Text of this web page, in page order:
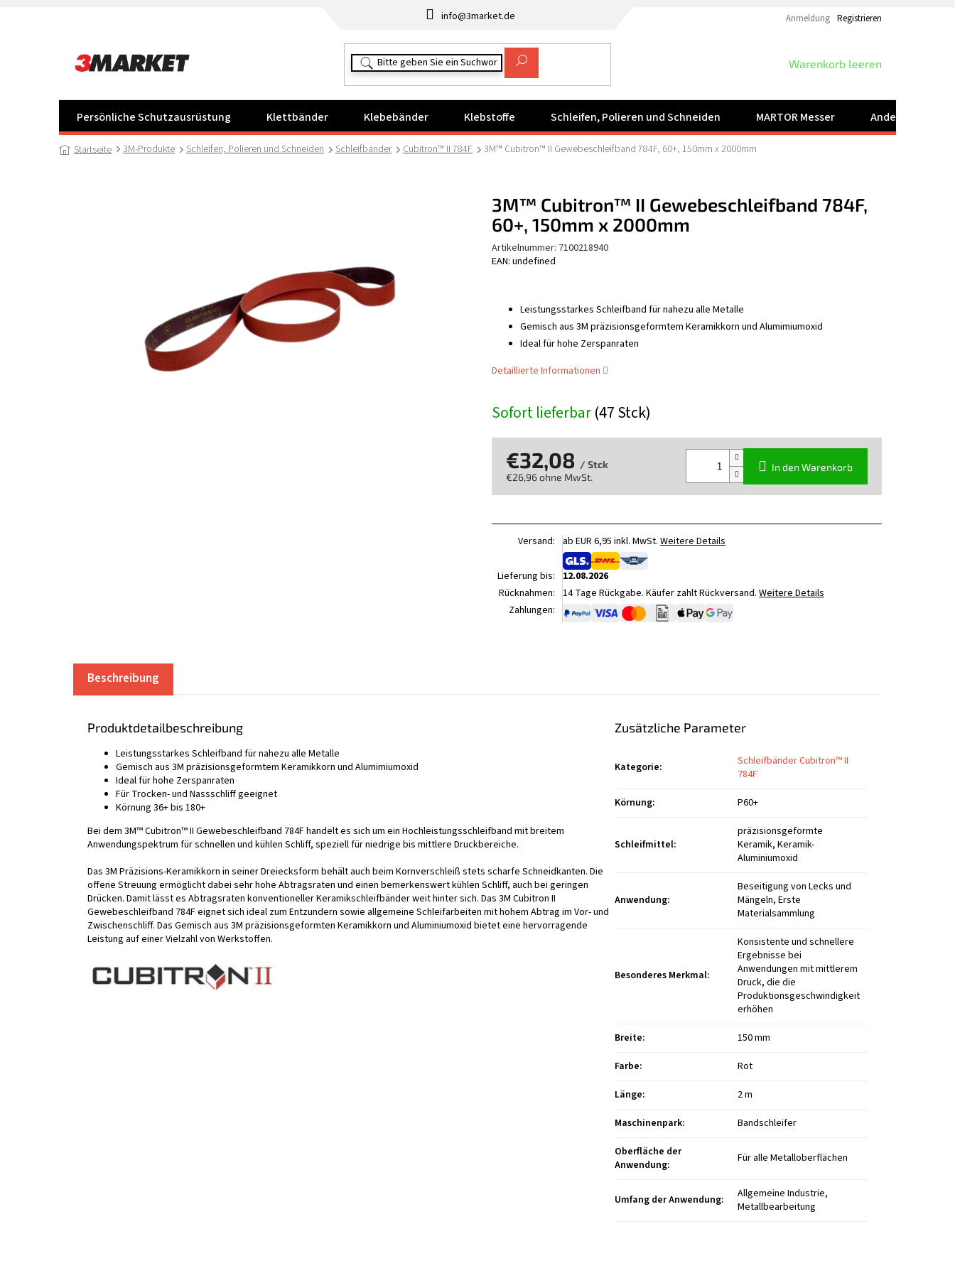
info@3market.de Anmeldung Registrieren
WARENKORB
Warenkorb leeren
Persönliche Schutzausrüstung Klettbänder Klebebänder Klebstoffe Schleifen, Polieren und Schneiden MARTOR Messer Andere Produkte
Startseite 3M-Produkte Schleifen, Polieren und Schneiden Schleifbänder Cubitron™ II 784F 3M™ Cubitron™ II Gewebeschleifband 784F, 60+, 150mm x 2000mm
Sofort lieferbar(47 Stck)
Leistungsstarkes Schleifband für nahezu alle Metalle
Gemisch aus 3M präzisionsgeformtem Keramikkorn und Alumimiumoxid
Ideal für hohe Zerspanraten
Detaillierte Informationen
€32,08 / Stck
€26,96 ohne MwSt.
In den Warenkorb
3M™ Cubitron™ II Gewebeschleifband 784F,
60+, 150mm x 2000mm
Artikelnummer: 7100218940
EAN: undefined
Versand: ab EUR 6,95 inkl. MwSt. Weitere Details
Lieferung bis:
12.08.2026
Rücknahmen: 14 Tage Rückgabe. Käufer zahlt Rückversand. Weitere Details
Zahlungen:
Beschreibung
Produktdetailbeschreibung
Leistungsstarkes Schleifband für nahezu alle Metalle
Gemisch aus 3M präzisionsgeformtem Keramikkorn und Alumimiumoxid
Ideal für hohe Zerspanraten
Für Trocken- und Nassschliff geeignet
Körnung 36+ bis 180+
Bei dem 3M™ Cubitron™ II Gewebeschleifband 784F handelt es sich um ein Hochleistungsschleifband mit breitem
Anwendungspektrum für schnellen und kühlen Schliff, speziell für niedrige bis mittlere Druckbereiche.
Das 3M Präzisions-Keramikkorn in seiner Dreiecksform behält auch beim Kornverschleiß stets scharfe Schneidkanten. Die
offene Streuung ermöglicht dabei sehr hohe Abtragsraten und einen bemerkenswert kühlen Schliff, auch bei geringen
Drücken. Damit lässt es Abtragsraten konventioneller Keramikschleifbänder weit hinter sich. Das 3M Cubitron II
Gewebeschleifband 784F eignet sich ideal zum Entzundern sowie allgemeine Schleifarbeiten mit hohem Abtrag im Vor- und
Zwischenschliff. Das Gemisch aus 3M präzisionsgeformten Keramikkorn und Aluminiumoxid bietet eine hervorragende
Leistung auf einer Vielzahl von Werkstoffen.
Zusätzliche Parameter
Kategorie:
Schleifbänder Cubitron™ II
784F
Körnung: P60+
Schleifmittel:
präzisionsgeformte
Keramik, Keramik-
Aluminiumoxid
Anwendung:
Beseitigung von Lecks und
Mängeln, Erste
Materialsammlung
Besonderes Merkmal:
Konsistente und schnellere
Ergebnisse bei
Anwendungen mit mittlerem
Druck, die die
Produktionsgeschwindigkeit
erhöhen
Breite:
150 mm
Farbe:
Rot
Länge:
2 m
Maschinenpark:
Bandschleifer
Oberfläche der
Anwendung: Für alle Metalloberflächen
Umfang der Anwendung:
Allgemeine Industrie,
Metallbearbeitung